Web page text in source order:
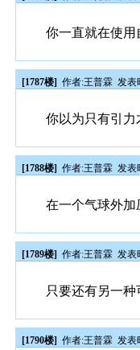
你一直就在使
[1787楼] 作者:王普霖 发表
你以为只有引力
[1788楼] 作者:王普霖 发表
在一个气球外加
[1789楼] 作者:王普霖 发表
只要还有另一种
[1790楼] 作者:王普霖 发表